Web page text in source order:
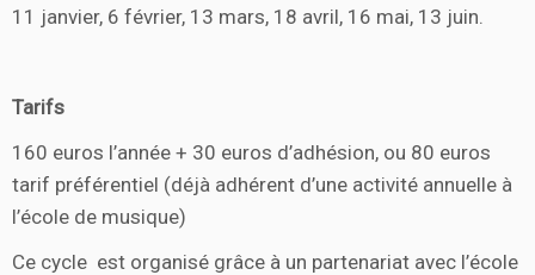
11 janvier, 6 février, 13 mars, 18 avril, 16 mai, 13 juin.
Tarifs
160 euros l’année + 30 euros d’adhésion, ou 80 euros
tarif préférentiel (déjà adhérent d’une activité annuelle à
l’école de musique)
Ce cycle est organisé grâce à un partenariat avec l’école